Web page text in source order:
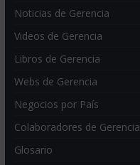
Noticias de Gerencia
Videos de Gerencia
Libros de Gerencia
Webs de Gerencia
Negocios por País
Colaboradores de Gerencia
Glosario